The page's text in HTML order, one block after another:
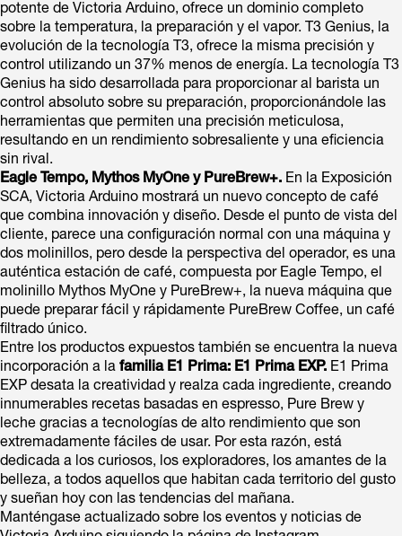
potente de Victoria Arduino, ofrece un dominio completo
sobre la temperatura, la preparación y el vapor. T3 Genius, la
evolución de la tecnología T3, ofrece la misma precisión y
control utilizando un 37% menos de energía. La tecnología T3
Genius ha sido desarrollada para proporcionar al barista un
control absoluto sobre su preparación, proporcionándole las
herramientas que permiten una precisión meticulosa,
resultando en un rendimiento sobresaliente y una eficiencia
sin rival.
Eagle Tempo, Mythos MyOne y PureBrew+. En la Exposición
SCA, Victoria Arduino mostrará un nuevo concepto de café
que combina innovación y diseño. Desde el punto de vista del
cliente, parece una configuración normal con una máquina y
dos molinillos, pero desde la perspectiva del operador, es una
auténtica estación de café, compuesta por Eagle Tempo, el
molinillo Mythos MyOne y PureBrew+, la nueva máquina que
puede preparar fácil y rápidamente PureBrew Coffee, un café
filtrado único.
Entre los productos expuestos también se encuentra la nueva
incorporación a la familia E1 Prima: E1 Prima EXP. E1 Prima
EXP desata la creatividad y realza cada ingrediente, creando
innumerables recetas basadas en espresso, Pure Brew y
leche gracias a tecnologías de alto rendimiento que son
extremadamente fáciles de usar. Por esta razón, está
dedicada a los curiosos, los exploradores, los amantes de la
belleza, a todos aquellos que habitan cada territorio del gusto
y sueñan hoy con las tendencias del mañana.
Manténgase actualizado sobre los eventos y noticias de